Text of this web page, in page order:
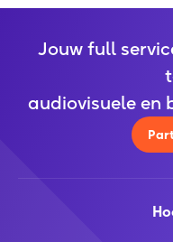
Jouw full
audiovisuele en